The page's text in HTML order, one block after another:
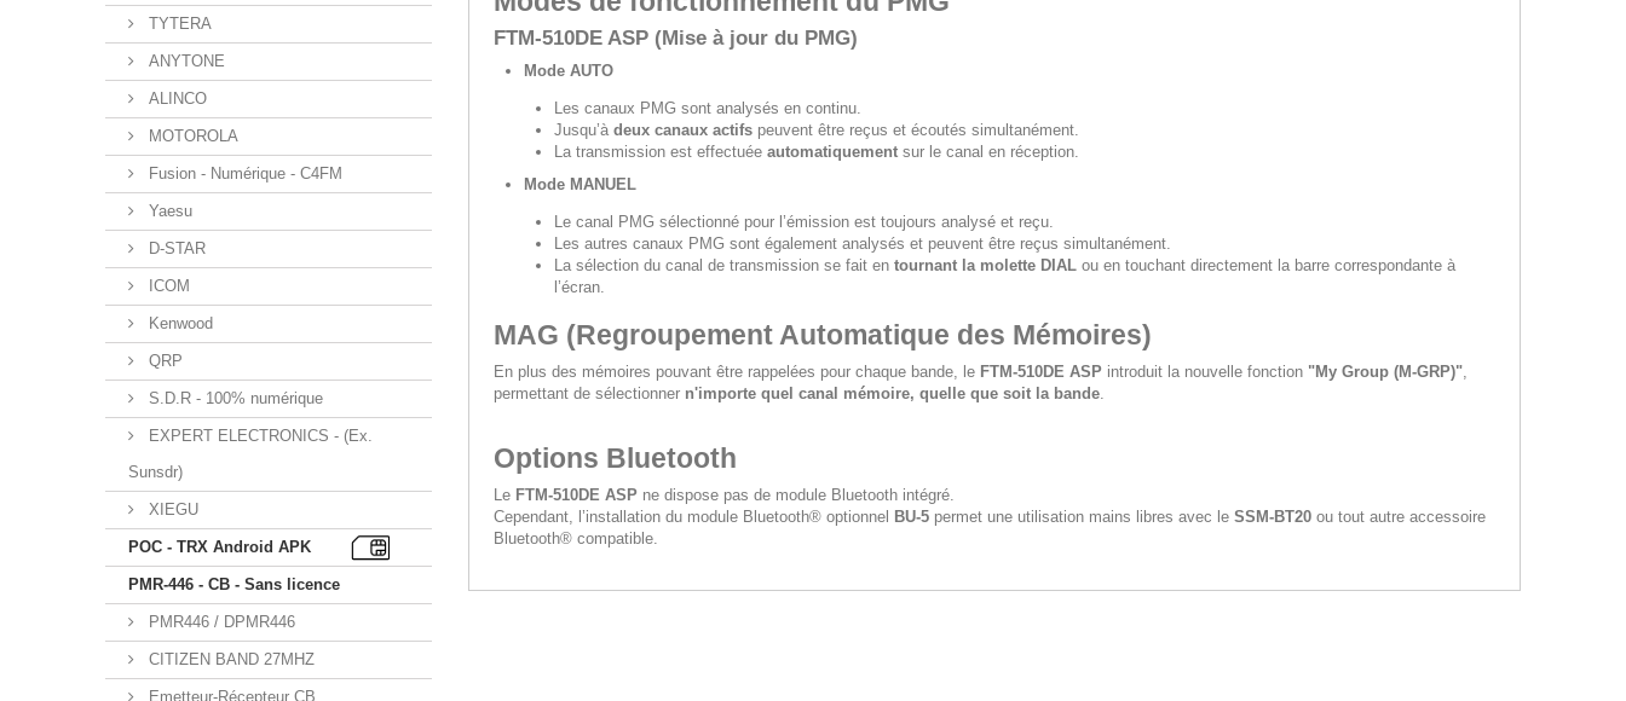
TYTERA
ANYTONE
ALINCO
MOTOROLA
Fusion - Numérique - C4FM
Yaesu
D-STAR
ICOM
Kenwood
QRP
S.D.R - 100% numérique
EXPERT ELECTRONICS - (Ex.
Sunsdr)
XIEGU
POC - TRX Android APK
PMR-446 - CB - Sans licence
PMR446 / DPMR446
CITIZEN BAND 27MHZ
Emetteur-Récepteur CB
FTM-510DE ASP (Mise à jour du PMG)
Mode AUTO
Les canaux PMG sont analysés en continu.
Jusqu’à deux canaux actifs peuvent être reçus et écoutés simultanément.
La transmission est effectuée automatiquement sur le canal en réception.
Mode MANUEL
Le canal PMG sélectionné pour l’émission est toujours analysé et reçu.
Les autres canaux PMG sont également analysés et peuvent être reçus simultanément.
La sélection du canal de transmission se fait en tournant la molette DIAL ou en touchant directement la barre correspondante à
l’écran.
MAG (Regroupement Automatique des Mémoires)
En plus des mémoires pouvant être rappelées pour chaque bande, le FTM-510DE ASP introduit la nouvelle fonction "My Group (M-GRP)",
permettant de sélectionner n'importe quel canal mémoire, quelle que soit la bande.
Options Bluetooth
Le FTM-510DE ASP ne dispose pas de module Bluetooth intégré.
Cependant, l’installation du module Bluetooth® optionnel BU-5 permet une utilisation mains libres avec le SSM-BT20 ou tout autre accessoire
Bluetooth® compatible.